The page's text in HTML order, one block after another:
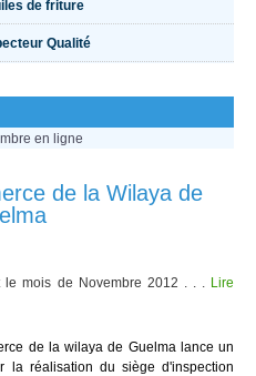
de friture
Qualité
en ligne
de la Wilaya de
le mois de Novembre 2012 . . . Lire
de la wilaya de Guelma lance un
la réalisation du siège d'inspection